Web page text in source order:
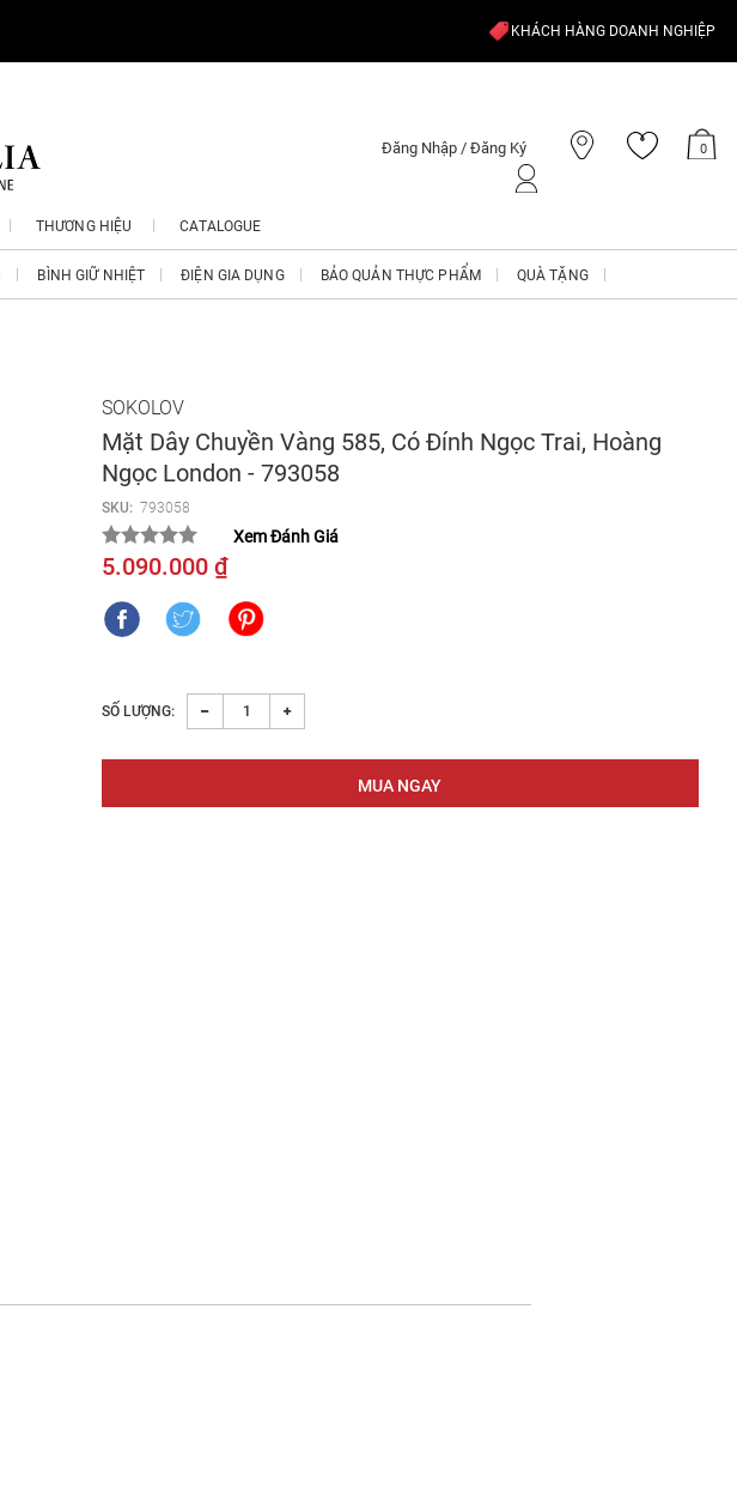
KHÁCH HÀNG DOANH NGHIỆP
Đăng Nhập / Đăng Ký 0
THƯƠNG HIỆU CATALOGUE
BÌNH GIỮ NHIỆT ĐIỆN GIA DỤNG BẢO QUẢN THỰC PHẨM QUÀ TẶNG
SOKOLOV
Mặt Dây Chuyền Vàng 585, Có Đính Ngọc Trai, Hoàng
Ngọc London - 793058
SKU: 793058
Xem Đánh Giá
5.090.000 ₫
SỐ LƯỢNG: